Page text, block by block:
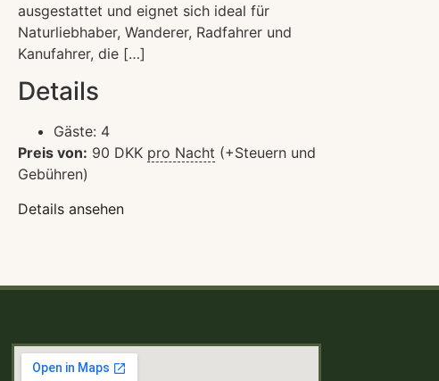
ausgestattet und eignet sich ideal für
Naturliebhaber, Wanderer, Radfahrer und
Kanufahrer, die […]
Details
Gäste: 4
Preis von: 90 DKK pro Nacht (+Steuern und
Gebühren)
Details ansehen